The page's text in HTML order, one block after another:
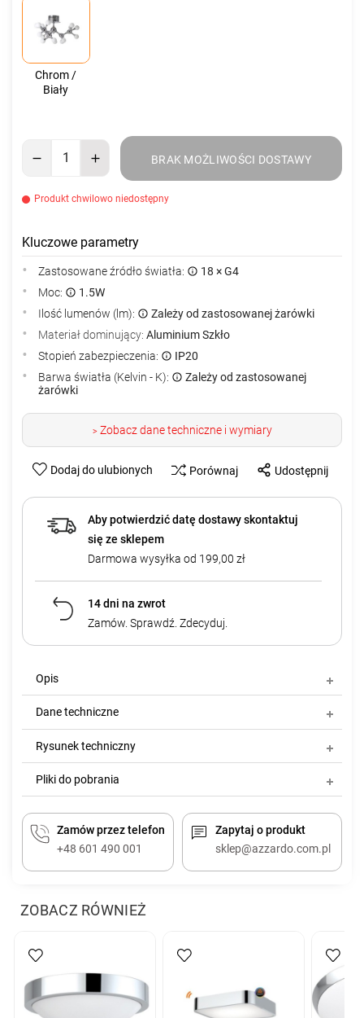
Chrom /
Biały
BRAK MOŻLIWOŚCI DOSTAWY
Produkt chwilowo niedostępny
Kluczowe parametry
Zastosowane źródło światła:
18 × G4
Moc:
1.5W
Ilość lumenów (lm):
Zależy od zastosowanej żarówki
Materiał dominujący: Aluminium Szkło
Stopień zabezpieczenia:
IP20
Barwa światła (Kelvin - K):
Zależy od zastosowanej
żarówki
>Zobacz dane techniczne i wymiary
Dodaj do ulubionych Porównaj Udostępnij
Aby potwierdzić datę dostawy skontaktuj
się ze sklepem
Darmowa wysyłka od 199,00 zł
14 dni na zwrot
Zamów. Sprawdź. Zdecyduj.
Opis
Dane techniczne
Rysunek techniczny
Pliki do pobrania
Zamów przez telefon
+48 601 490 001
Zapytaj o produkt
sklep@azzardo.com.pl
ZOBACZ RÓWNIEŻ